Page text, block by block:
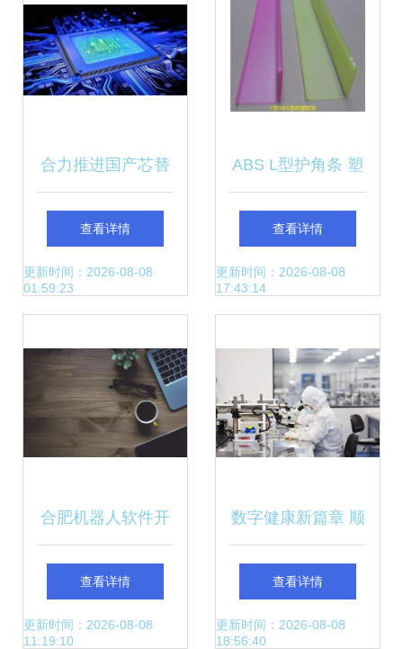
合力推进国产芯替
代 四维图新与航天
机电深度协同
查看详情
更新时间：2026-08-08
01:59:23
ABS L型护角条 塑
胶挤出加工在计算
机科技领域的技术
查看详情
更新时间：2026-08-08
17:43:14
合肥机器人软件开
发公司 引领计算机
科技领域内的技术
查看详情
更新时间：2026-08-08
11:19:10
数字健康新篇章 顺
义区以计算机科技
创新驱动医药产业
查看详情
更新时间：2026-08-08
18:56:40